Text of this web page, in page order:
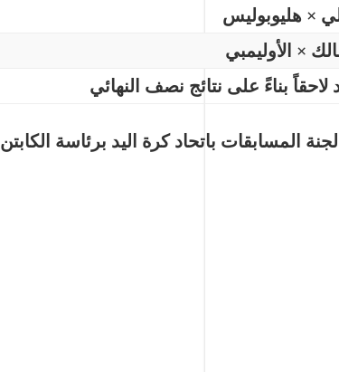
× هليوبوليس
× الأوليمبي
لاحقاً بناءً على نتائج نصف النهائي
المسابقات باتحاد كرة اليد برئاسة الكابتن